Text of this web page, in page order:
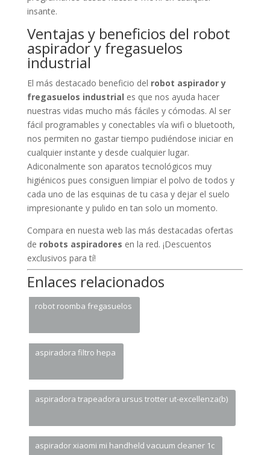
insante.
Ventajas y beneficios del robot
aspirador y fregasuelos
industrial
El más destacado beneficio del robot aspirador y
fregasuelos industrial es que nos ayuda hacer
nuestras vidas mucho más fáciles y cómodas. Al ser
fácil programables y conectables vía wifi o bluetooth,
nos permiten no gastar tiempo pudiéndose iniciar en
cualquier instante y desde cualquier lugar.
Adiconalmente son aparatos tecnológicos muy
higiénicos pues consiguen limpiar el polvo de todos y
cada uno de las esquinas de tu casa y dejar el suelo
impresionante y pulido en tan solo un momento.
Compara en nuesta web las más destacadas ofertas
de robots aspiradores en la red. ¡Descuentos
exclusivos para tí!
Enlaces relacionados
robot roomba fregasuelos
aspiradora filtro hepa
aspiradora trapeadora ursus trotter ut-excellenza(b)
aspirador xiaomi mi handheld vacuum cleaner 1c